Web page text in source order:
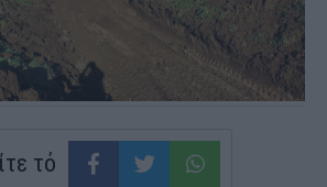
τό